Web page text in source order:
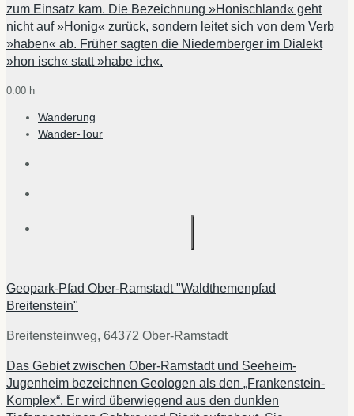
zum Einsatz kam. Die Bezeichnung »Honischland« geht
nicht auf »Honig« zurück, sondern leitet sich von dem Verb
»haben« ab. Früher sagten die Niedernberger im Dialekt
»hon isch« statt »habe ich«.
0:00 h
Wanderung
Wander-Tour
Geopark-Pfad Ober-Ramstadt "Waldthemenpfad
Breitenstein"
Breitensteinweg, 64372 Ober-Ramstadt
Das Gebiet zwischen Ober-Ramstadt und Seeheim-
Jugenheim bezeichnen Geologen als den „Frankenstein-
Komplex“. Er wird überwiegend aus den dunklen